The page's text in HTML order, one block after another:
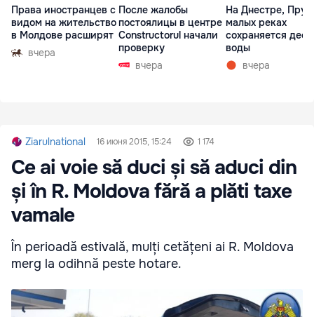
Права иностранцев с
видом на жительство
в Молдове расширят
вчера
После жалобы
постоялицы в центре
Constructorul начали
проверку
вчера
На Днестре,
малых реках
сохраняется
воды
вчера
Ziarulnational 16 июня 2015, 15:24 1 174
Ce ai voie să duci și să aduci din
și în R. Moldova fără a plăti taxe
vamale
În perioadă estivală, mulți cetățeni ai R. Moldova
merg la odihnă peste hotare.